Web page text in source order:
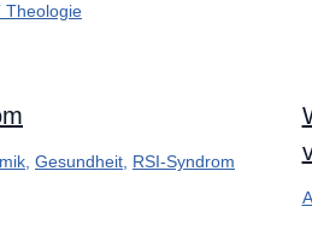
Theologie
, Gesundheit, RSI-Syndrom